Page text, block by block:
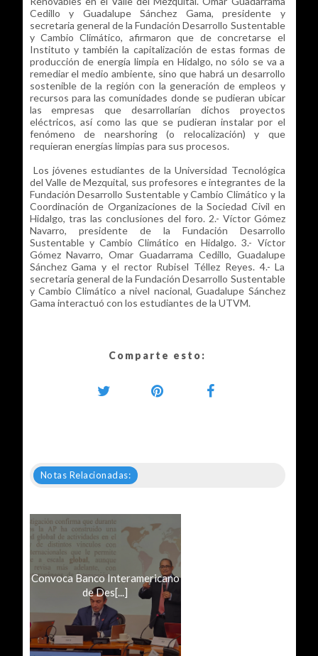
Cedillo y Guadalupe Sánchez Gama, presidente y
secretaria general de la Fundación Desarrollo Sustentable
y Cambio Climático, afirmaron que de concretarse el
Instituto y también la capitalización de estas formas de
producción de energía limpia en Hidalgo, no sólo se va a
remediar el medio ambiente, sino que habrá un desarrollo
sostenible de la región con la generación de empleos y
recursos para las comunidades donde se pudieran ubicar
las empresas que desarrollarían dichos proyectos
eléctricos, así como las que se pudieran instalar por el
fenómeno de nearshoring (o relocalización) y que
requieran energías limpias para sus procesos.
Los jóvenes estudiantes de la Universidad Tecnológica
del Valle de Mezquital, sus profesores e integrantes de la
Fundación Desarrollo Sustentable y Cambio Climático y la
Coordinación de Organizaciones de la Sociedad Civil en
Hidalgo, tras las conclusiones del foro. 2.- Víctor Gómez
Navarro, presidente de la Fundación Desarrollo
Sustentable y Cambio Climático en Hidalgo. 3.- Víctor
Gómez Navarro, Omar Guadarrama Cedillo, Guadalupe
Sánchez Gama y el rector Rubisel Téllez Reyes. 4.- La
secretaria general de la Fundación Desarrollo Sustentable
y Cambio Climático a nivel nacional, Guadalupe Sánchez
Gama interactuó con los estudiantes de la UTVM.
Comparte esto:
Notas Relacionadas:
Convoca Banco Interamericano
de Des[...]